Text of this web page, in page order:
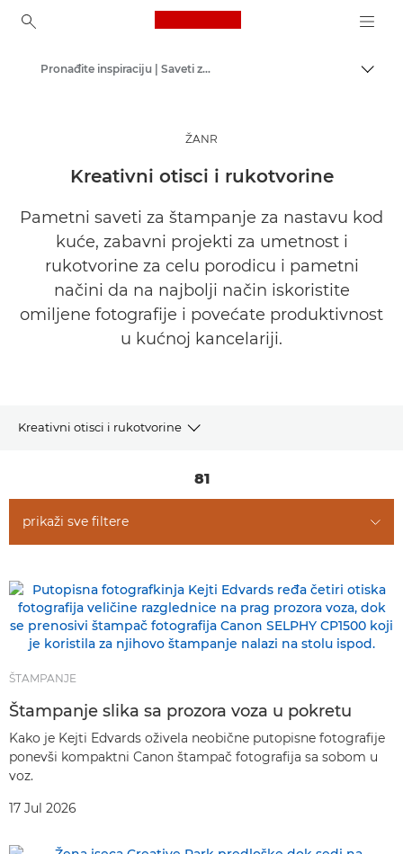
Canon Logo, back to
Pronađite inspiraciju | Saveti za fotografisanje / štampanje i vodiči za kupce
ŽANR
Kreativni otisci i rukotvorine
Pametni saveti za štampanje za nastavu kod
kuće, zabavni projekti za umetnost i
rukotvorine za celu porodicu i pametni
načini da na najbolji način iskoristite
omiljene fotografije i povećate produktivnost
u kućnoj kancelariji.
Kreativni otisci i rukotvorine
PREUZIMANJE PREDLOŽAKA ZA ŠTAMPANJE
DRUGI ŽANROVI
81
prikaži sve filtere
ŠTAMPANJE
Štampanje slika sa prozora voza u pokretu
Kako je Kejti Edvards oživela neobične putopisne fotografije
ponevši kompaktni Canon štampač fotografija sa sobom u
voz.
17 Jul 2026